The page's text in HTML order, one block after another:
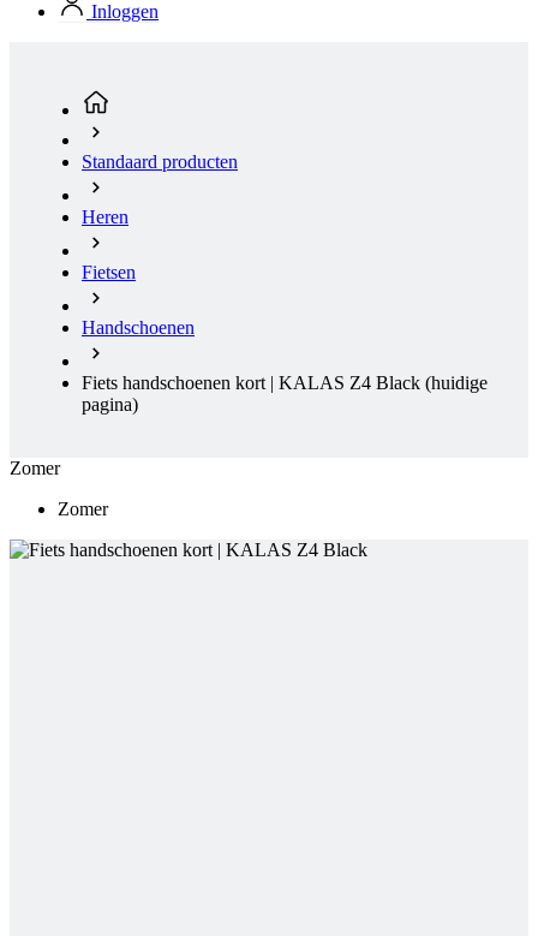
Inloggen
Standaard producten
Heren
Fietsen
Handschoenen
Fiets handschoenen kort | KALAS Z4 Black (huidige
pagina)
Zomer
Zomer